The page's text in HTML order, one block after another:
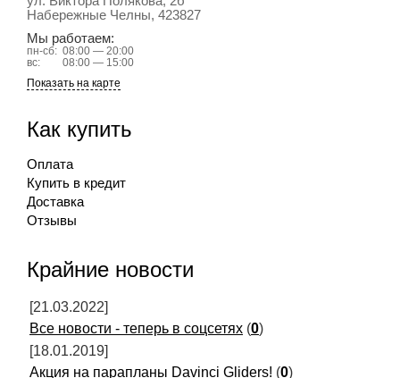
Набережные Челны, 423827
Мы работаем:
пн-сб: 08:00 — 20:00
вс:
08:00 — 15:00
Показать на карте
Как купить
Оплата
Купить в кредит
Доставка
Отзывы
Крайние новости
[21.03.2022]
Все новости - теперь в соцсетях (0)
[18.01.2019]
Акция на парапланы Davinci Gliders! (0)